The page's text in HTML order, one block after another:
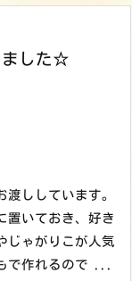
ました☆
ししています。
置いておき、好き
じゃがりこが人気
で作れるので ...